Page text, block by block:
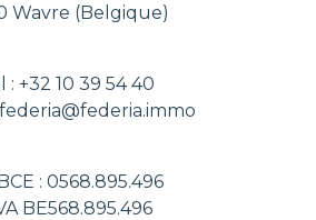
Wavre (Belgique)
: +32 10 39 54 40
: 0568.895.496
BE568.895.496